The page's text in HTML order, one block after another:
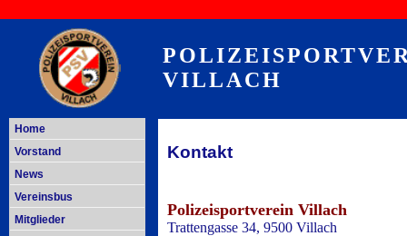
VILLACH
Home
Vorstand
News
Vereinsbus
Mitglieder
Kontakt
Polizeisportverein
Trattengasse 34, 9500 Villach